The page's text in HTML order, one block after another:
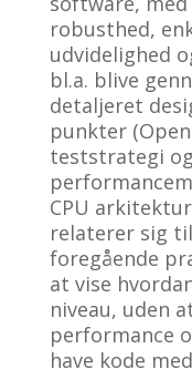
robusthed,
udvidelighed
bl.a. blive
detaljeret
punkter
teststrategi
CPU
relaterer sig
foregående
at vise
niveau, uden
performance
have kode